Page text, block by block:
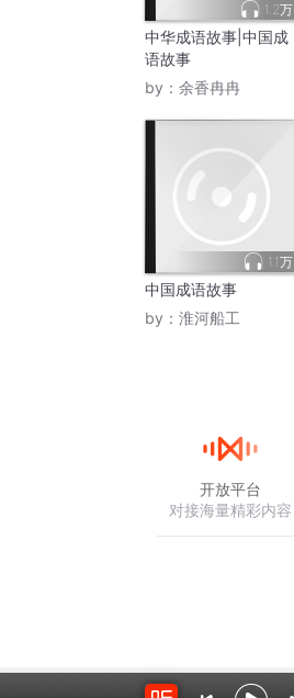
1.2万
中华成语故事|中国成
语故事
by： 余香冉冉
1.1万
中国成语故事
by： 淮河船工
开放平台
对接海量精彩内容